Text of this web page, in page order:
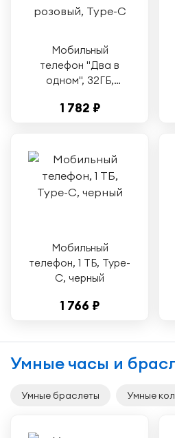
Мобильный
телефон "Два в
одном", 32ГБ,
1 782 ₽
Мобильный
телефон, 1 ТБ, Type-
C, черный
1 766 ₽
Умные часы и
Умные браслеты Умные